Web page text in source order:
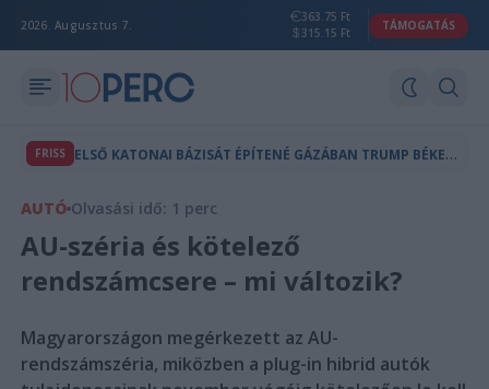
2026. Augusztus 7.
363.75 Ft
315.15 Ft
TÁMOGATÁS
FRISS E
LSŐ KATONAI BÁZISÁT ÉPÍTENÉ GÁZÁBAN TRUMP BÉKETANÁCSA
AUTÓ Olvasási idő: 1 perc
AU-széria és kötelező
rendszámcsere – mi változik?
Magyarországon megérkezett az AU-
rendszámszéria, miközben a plug-in hibrid autók